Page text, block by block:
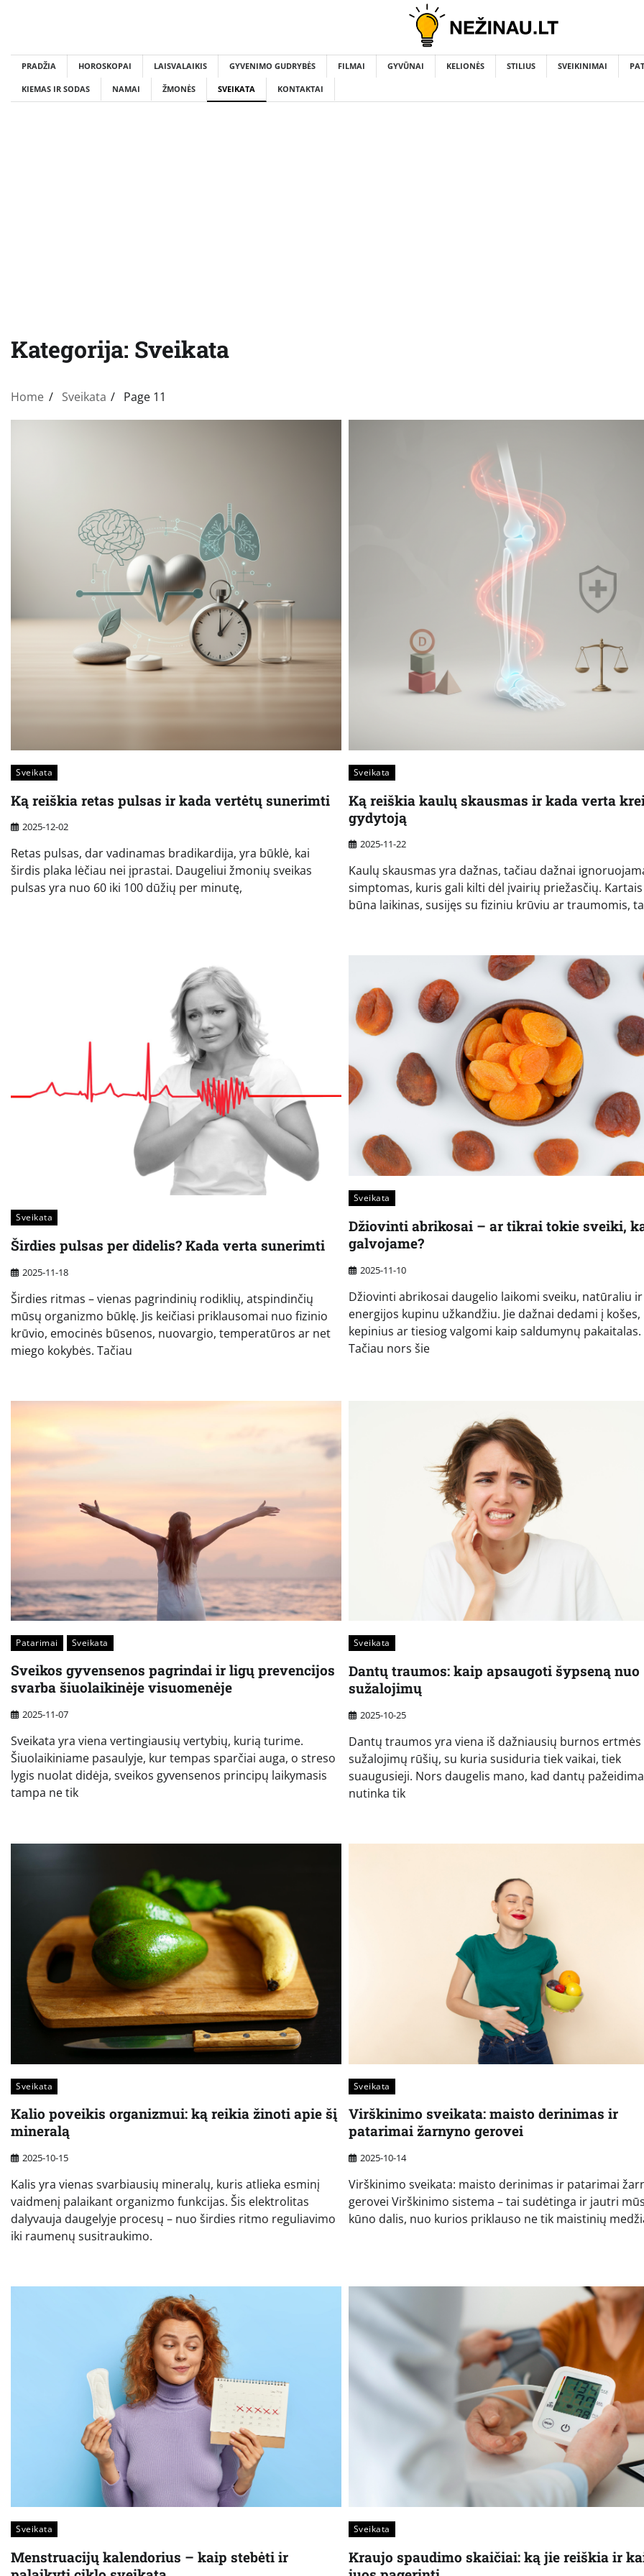
PRADŽIA HOROSKOPAI LAISVALAIKIS GYVENIMO GUDRYBĖS FILMAI GYVŪNAI KELIONĖS STILIUS SVEIKINIMAI
KIEMAS IR SODAS NAMAI ŽMONĖS SVEIKATA KONTAKTAI
Kategorija: Sveikata
Home Sveikata Page 11
Sveikata
Ką reiškia retas pulsas ir kada vertėtų sunerimti
2025-12-02
Retas pulsas, dar vadinamas bradikardija, yra būklė, kai
širdis plaka lėčiau nei įprastai. Daugeliui žmonių sveikas
pulsas yra nuo 60 iki 100 dūžių per minutę,
Sveikata
Ką reiškia kaulų skausmas ir kada verta
gydytoją
2025-11-22
Kaulų skausmas yra dažnas, tačiau dažnai
simptomas, kuris gali kilti dėl įvairių priežasčių.
būna laikinas, susijęs su fiziniu krūviu ar traumomis,
Sveikata
Širdies pulsas per didelis? Kada verta sunerimti
2025-11-18
Širdies ritmas – vienas pagrindinių rodiklių, atspindinčių
mūsų organizmo būklę. Jis keičiasi priklausomai nuo fizinio
krūvio, emocinės būsenos, nuovargio, temperatūros ar net
miego kokybės. Tačiau
Sveikata
Džiovinti abrikosai – ar tikrai tokie sveiki,
galvojame?
2025-11-10
Džiovinti abrikosai daugelio laikomi sveiku, natūraliu ir
energijos kupinu užkandžiu. Jie dažnai dedami į košes,
kepinius ar tiesiog valgomi kaip saldumynų pakaitalas.
Tačiau nors šie
Patarimai Sveikata
Sveikos gyvensenos pagrindai ir ligų prevencijos
svarba šiuolaikinėje visuomenėje
2025-11-07
Sveikata yra viena vertingiausių vertybių, kurią turime.
Šiuolaikiniame pasaulyje, kur tempas sparčiai auga, o streso
lygis nuolat didėja, sveikos gyvensenos principų laikymasis
tampa ne tik
Sveikata
Dantų traumos: kaip apsaugoti šypseną nuo
sužalojimų
2025-10-25
Dantų traumos yra viena iš dažniausių burnos ertmės
sužalojimų rūšių, su kuria susiduria tiek vaikai, tiek
suaugusieji. Nors daugelis mano, kad dantų
nutinka tik
Sveikata
Kalio poveikis organizmui: ką reikia žinoti apie šį
mineralą
2025-10-15
Kalis yra vienas svarbiausių mineralų, kuris atlieka esminį
vaidmenį palaikant organizmo funkcijas. Šis elektrolitas
dalyvauja daugelyje procesų – nuo širdies ritmo reguliavimo
iki raumenų susitraukimo.
Sveikata
Virškinimo sveikata: maisto derinimas ir
patarimai žarnyno gerovei
2025-10-14
Virškinimo sveikata: maisto derinimas ir patarimai
gerovei Virškinimo sistema – tai sudėtinga ir jautri
kūno dalis, nuo kurios priklauso ne tik maistinių
Sveikata
Menstruacijų kalendorius – kaip stebėti ir
Sveikata
Kraujo spaudimo skaičiai: ką jie reiškia ir